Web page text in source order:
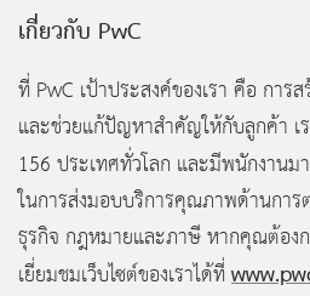
เกี่ยวกับ PwC
ที่ PwC เป้าประสงค์ของเรา คือ การ
และช่วยแก้ปัญหาสำคัญให้กับลูกค้า เ
156 ประเทศทั่วโลก และมีพนักงานม
ในการส่งมอบบริการคุณภาพด้านกา
ธุรกิจ กฎหมายและภาษี หากคุณต้อง
เยี่ยมชมเว็บไซต์ของเราได้ที่